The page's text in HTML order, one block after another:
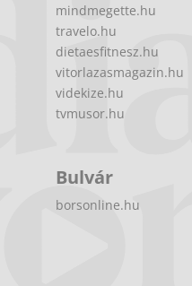
mindmegette.hu
travelo.hu
dietaesfitnesz.hu
vitorlazasmagazin.hu
videkize.hu
tvmusor.hu
Bulvár
borsonline.hu